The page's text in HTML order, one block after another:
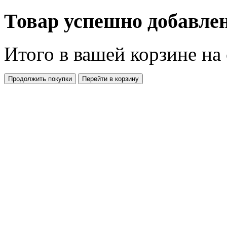
Товар успешно
Итого в вашей корзине
Продолжить покупки Перейти в корзину